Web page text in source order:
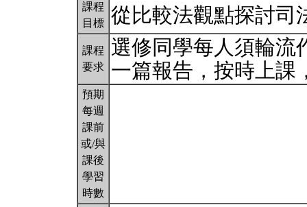
課程
目標 從比較法觀點探討
課程
要求
選修同學每人須輪流
一篇報告，按時上課
預期
每週
課前
或/與
課後
學習
時數